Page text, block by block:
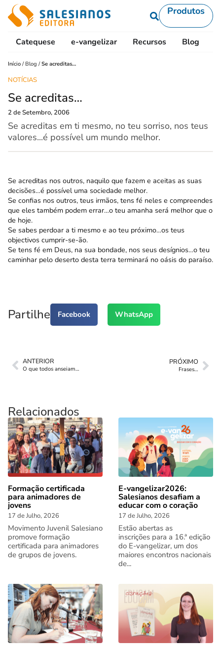
Produtos
Catequese e-vangelizar Recursos Blog
Início / Blog /Se acreditas…
NOTÍCIAS
Se acreditas…
2 de Setembro, 2006
Se acreditas em ti mesmo, no teu sorriso, nos teus
valores...é possível um mundo melhor.
Se acreditas nos outros, naquilo que fazem e aceitas as suas
decisões…é possível uma sociedade melhor.
Se confias nos outros, teus irmãos, tens fé neles e compreendes
que eles também podem errar…o teu amanha será melhor que o
de hoje.
Se sabes perdoar a ti mesmo e ao teu próximo…os teus
objectivos cumprir-se-ão.
Se tens fé em Deus, na sua bondade, nos seus desígnios…o teu
caminhar pelo deserto desta terra terminará no oásis do paraíso.
Partilhe Facebook WhatsApp
ANTERIOR
O que todos anseiam…
PRÓXIMO
Frases…
Relacionados
Formação certificada
para animadores de
jovens
17 de Julho, 2026
Movimento Juvenil Salesiano
promove formação
certificada para animadores
de grupos de jovens.
E-vangelizar2026:
Salesianos desafiam a
educar com o coração
17 de Julho, 2026
Estão abertas as
inscrições para a 16.ª edição
do E-vangelizar, um dos
maiores encontros nacionais
de...